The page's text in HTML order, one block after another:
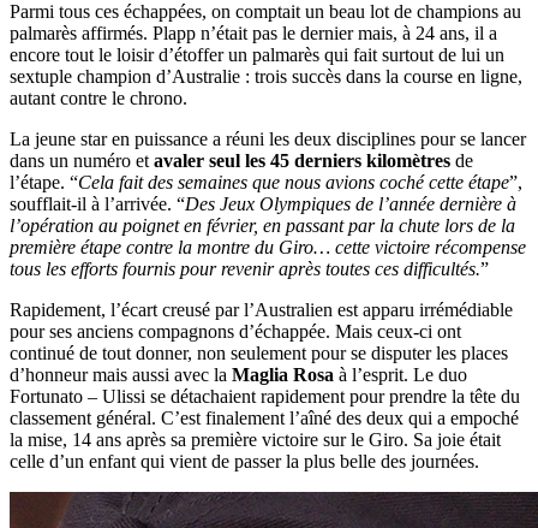
Parmi tous ces échappées, on comptait un beau lot de champions au
palmarès affirmés. Plapp n’était pas le dernier mais, à 24 ans, il a
encore tout le loisir d’étoffer un palmarès qui fait surtout de lui un
sextuple champion d’Australie : trois succès dans la course en ligne,
autant contre le chrono.
La jeune star en puissance a réuni les deux disciplines pour se lancer
dans un numéro et avaler seul les 45 derniers kilomètres de
l’étape. “Cela fait des semaines que nous avions coché cette étape”,
soufflait-il à l’arrivée. “Des Jeux Olympiques de l’année dernière à
l’opération au poignet en février, en passant par la chute lors de la
première étape contre la montre du Giro… cette victoire récompense
tous les efforts fournis pour revenir après toutes ces difficultés.”
Rapidement, l’écart creusé par l’Australien est apparu irrémédiable
pour ses anciens compagnons d’échappée. Mais ceux-ci ont
continué de tout donner, non seulement pour se disputer les places
d’honneur mais aussi avec la Maglia Rosa à l’esprit. Le duo
Fortunato – Ulissi se détachaient rapidement pour prendre la tête du
classement général. C’est finalement l’aîné des deux qui a empoché
la mise, 14 ans après sa première victoire sur le Giro. Sa joie était
celle d’un enfant qui vient de passer la plus belle des journées.